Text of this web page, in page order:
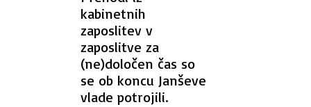
kabinetnih
zaposlitev v
zaposlitve za
(ne)določen čas so
se ob koncu Janševe
vlade potrojili.